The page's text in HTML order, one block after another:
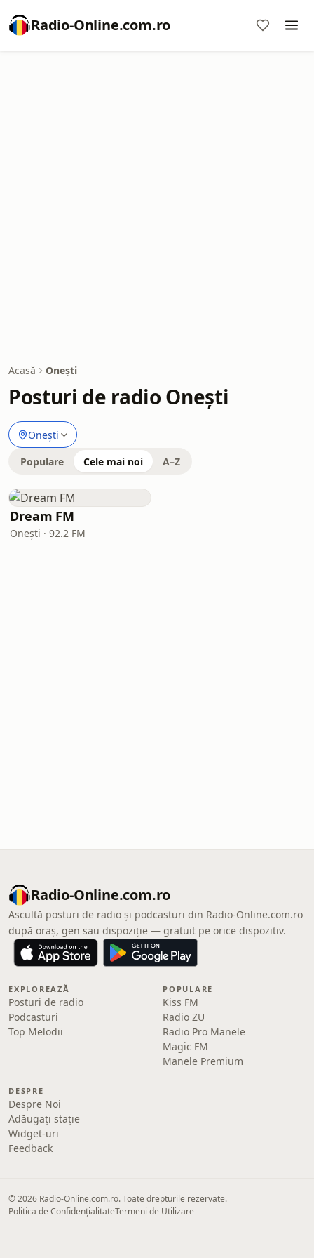
Radio-Online.com.ro
Acasă Onești
Posturi de radio Onești
Onești
Populare Cele mai noi A–Z
Dream FM
Onești · 92.2 FM
Radio-Online.com.ro
Ascultă posturi de radio și podcasturi din Radio-Online.com.ro
după oraș, gen sau dispoziție — gratuit pe orice dispozitiv.
EXPLOREAZĂ
Posturi de radio
Podcasturi
Top Melodii
POPULARE
Kiss FM
Radio ZU
Radio Pro Manele
Magic FM
Manele Premium
DESPRE
Despre Noi
Adăugați stație
Widget-uri
Feedback
© 2026 Radio-Online.com.ro. Toate drepturile rezervate.
Politica de ConfidențialitateTermeni de Utilizare